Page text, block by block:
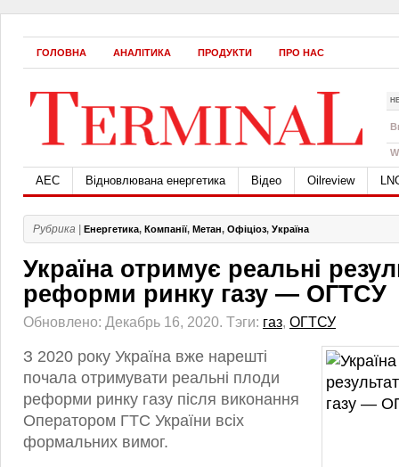
ГОЛОВНА АНАЛІТИКА ПРОДУКТИ ПРО НАС
АЕС Відновлювана енергетика Відео Oilreview
Рубрика | Енергетика, Компанії, Метан, Офіціоз, Україна
Україна отримує реальні
реформи ринку газу — ОГТСУ
Обновлено: Декабрь 16, 2020. Тэги: газ, ОГТСУ
З 2020 року Україна вже нарешті
почала отримувати реальні плоди
реформи ринку газу після виконання
Оператором ГТС України всіх
формальних вимог.